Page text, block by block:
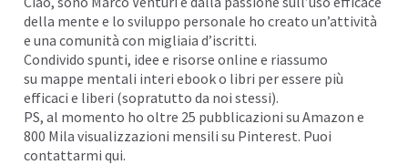
della mente e lo sviluppo personale ho creato un’attività
e una comunità con migliaia d’iscritti.
Condivido spunti, idee e risorse online e riassumo
su mappe mentali interi ebook o libri per essere più
efficaci e liberi (sopratutto da noi stessi).
PS, al momento ho oltre 25 pubblicazioni su Amazon e
800 Mila visualizzazioni mensili su Pinterest. Puoi
contattarmi qui.